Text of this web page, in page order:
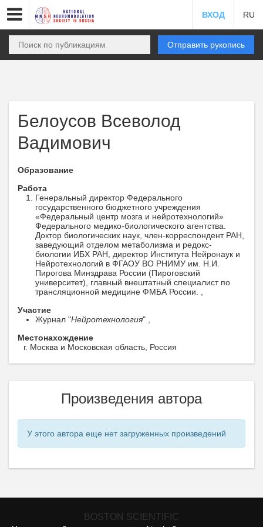
ВХОД RU
Отправить рукопись
Белоусов Всеволод
Вадимович
Образование
Работа
Генеральный директор Федерального
государственного бюджетного учреждения
«Федеральный центр мозга и нейротехнологий»
Федерального медико-биологического агентства.
Доктор биологических наук, член-корреспондент РАН,
заведующий отделом метаболизма и редокс-
биологии ИБХ РАН, директор Института Нейронаук и
Нейротехнологий в ФГАОУ ВО РНИМУ им. Н.И.
Пирогова Минздрава России (Пироговский
университет), главный внештатный специалист по
трансляционной медицине ФМБА России. ,
Участие
Журнал "Нейротехнология" ,
Местонахождение
г. Москва и Московская область, Россия
Произведения автора
У этого автора еще нет загруженных произведений
BOSTON SCIENTIFIC